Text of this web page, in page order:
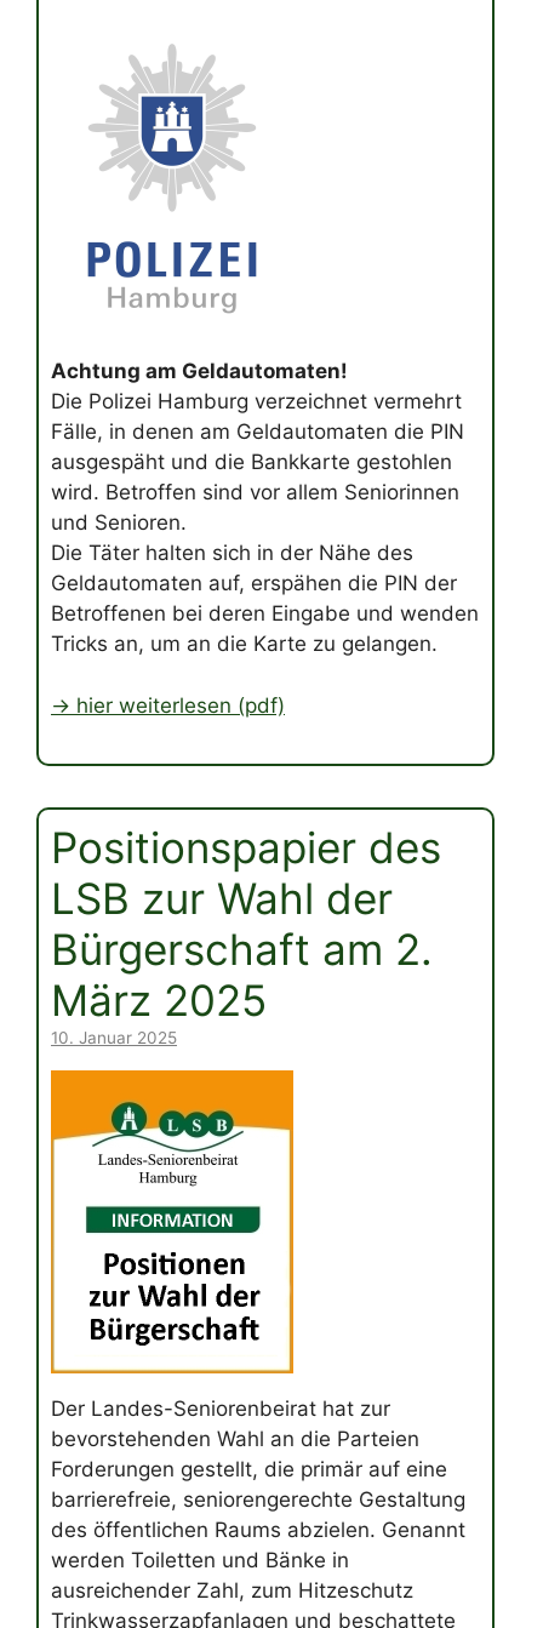
Achtung am Geldautomaten!
Die Polizei Hamburg verzeichnet vermehrt
Fälle, in denen am Geldautomaten die PIN
ausgespäht und die Bankkarte gestohlen
wird. Betroffen sind vor allem Seniorinnen
und Senioren.
Die Täter halten sich in der Nähe des
Geldautomaten auf, erspähen die PIN der
Betroffenen bei deren Eingabe und wenden
Tricks an, um an die Karte zu gelangen.
-> hier weiterlesen (pdf)
Positionspapier des
LSB zur Wahl der
Bürgerschaft am 2.
März 2025
10. Januar 2025
Der Landes-Seniorenbeirat hat zur
bevorstehenden Wahl an die Parteien
Forderungen gestellt, die primär auf eine
barrierefreie, seniorengerechte Gestaltung
des öffentlichen Raums abzielen. Genannt
werden Toiletten und Bänke in
ausreichender Zahl, zum Hitzeschutz
Trinkwasserzapfanlagen und beschattete